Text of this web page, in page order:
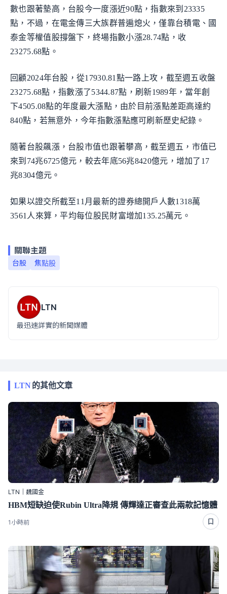
數也跟著墊高，台股今一度漲近90點，指數來到23335
點，不過，在電金傳三大族群普遍熄火，僅靠台積電、國
泰金等權值股撐盤下，終場指數小漲28.74點，收
23275.68點。
回顧2024年台股，從17930.81點一路上攻，截至週五收盤
23275.68點，指數漲了5344.87點，刷新1989年，當年創
下4505.08點的年度最大漲點，由於目前漲點差距高達約
840點，若無意外，今年指數漲點應可刷新歷史紀錄。
隨著台股飆漲，台股市值也跟著攀高，截至週五，市值已
來到74兆6725億元，較去年底56兆8420億元，增加了17
兆8304億元。
如果以證交所截至11月最新的證券總開戶人數1318萬
3561人來算，平均每位股民財富增加135.25萬元。
關聯主題
台股 焦點股
LTN
最迅速詳實的新聞媒體
LTN的其他文章
LTN｜魏國金
HBM短缺迫使Rubin Ultra降規 傳輝達正審查此兩款記憶體
1小時前